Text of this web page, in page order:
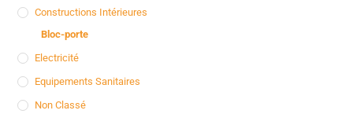
Constructions Intérieures
Bloc-porte
Electricité
Equipements Sanitaires
Non Classé